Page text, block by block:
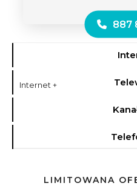
887
Internet +
LIMITOWANA